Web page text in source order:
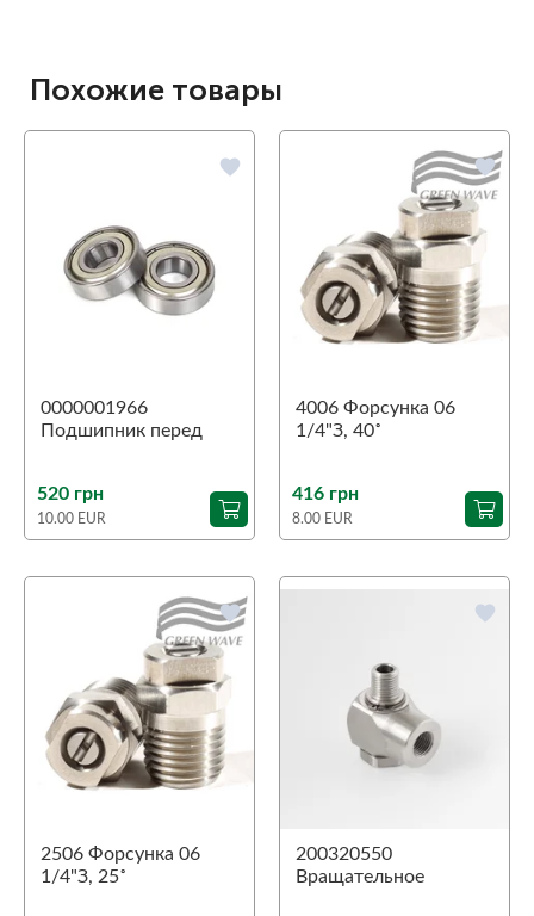
Похожие товары
favorite
0000001966
Подшипник перед
520 грн
10.00 EUR
favorite
4006 Форсунка 06
1/4"З, 40˚
416 грн
8.00 EUR
favorite
2506 Форсунка 06
1/4"З, 25˚
favorite
200320550
Вращательное